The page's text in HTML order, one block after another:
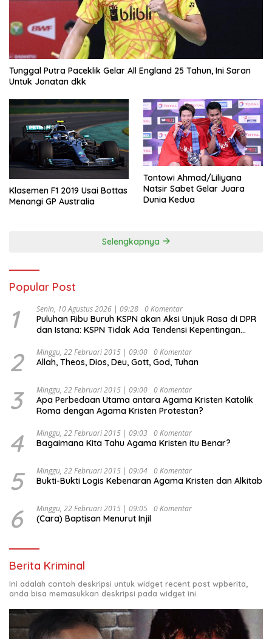
Tunggal Putra Paceklik Gelar All England 25 Tahun, Ini Saran
Untuk Jonatan dkk
Klasemen F1 2019 Usai Bottas
Menangi GP Australia
Tontowi Ahmad/Liliyana
Natsir Sabet Gelar Juara
Dunia Kedua
Selengkapnya
Popular Post
1 Senin, 10 Agustus 2026 | 09:28 0 Komentar
Puluhan Ribu Buruh KSPN akan Aksi Unjuk Rasa di DPR
dan Istana: KSPN Tidak Ada Tendensi Kepentingan
2 Minggu, 22 Februari 2015 | 09:00 0 Komentar
Allah, Theos, Dios, Deu, Gott, God, Tuhan
3 Minggu, 22 Februari 2015 | 09:00 0 Komentar
Apa Perbedaan Utama antara Agama Kristen Katolik
Roma dengan Agama Kristen Protestan?
4 Minggu, 22 Februari 2015 | 09:03 0 Komentar
Bagaimana Kita Tahu Agama Kristen itu Benar?
5 Minggu, 22 Februari 2015 | 09:04 0 Komentar
Bukti-Bukti Logis Kebenaran Agama Kristen dan Alkitab
6 Minggu, 22 Februari 2015 | 09:05 0 Komentar
(Cara) Baptisan Menurut Injil
Berita Kriminal
Ini adalah contoh deskripsi untuk widget recent post wpberita,
anda bisa memasukkan deskripsi pada widget ini.